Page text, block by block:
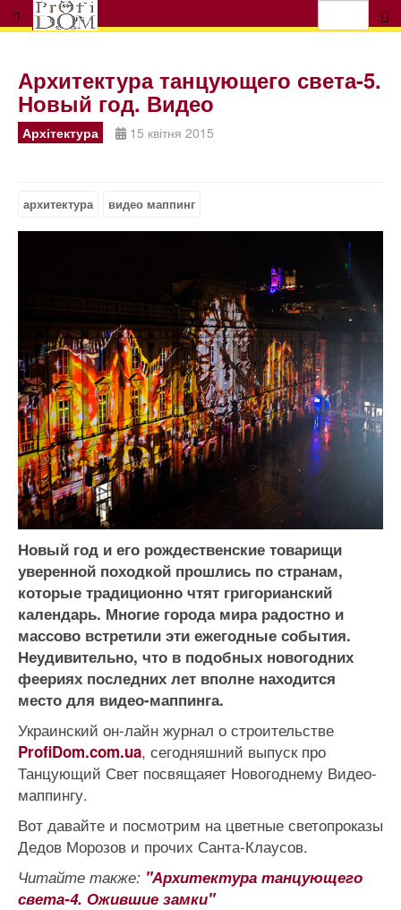
Архитектура танцующего света-5.
Новый год. Видео
Архітектура 15 квітня 2015
архитектура видео маппинг
Новый год и его рождественские товарищи
уверенной походкой прошлись по странам,
которые традиционно чтят григорианский
календарь. Многие города мира радостно и
массово встретили эти ежегодные события.
Неудивительно, что в подобных новогодних
феериях последних лет вполне находится
место для видео-маппинга.
Украинский он-лайн журнал о строительстве
ProfiDom.com.ua, сегодняшний выпуск про
Танцующий Свет посвящаяет Новогоднему Видео-
маппингу.
Вот давайте и посмотрим на цветные светопроказы
Дедов Морозов и прочих Санта-Клаусов.
Читайте также: "Архитектура танцующего
света-4. Ожившие замки"